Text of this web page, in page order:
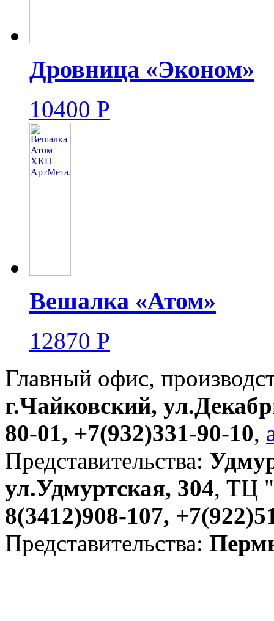
Дровница «Эконом»
10400 Р
Вешалка «Атом»
12870 Р
Главный офис,
г.Чайковский,
80-01, +7(932)331-90-10,
Представительства:
ул.Удмуртская, 304, ТЦ
8(3412)908-107,
Представительства: